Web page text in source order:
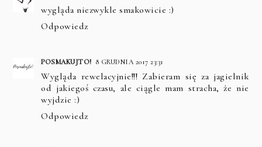
wygląda niezwykle smakowicie :)
Odpowiedz
POSMAKUJTO! 8 GRUDNIA 2017 23:31
Wygląda rewelacyjnie!!! Zabieram się za jagielnik
od jakiegoś czasu, ale ciągle mam stracha, że nie
wyjdzie :)
Odpowiedz